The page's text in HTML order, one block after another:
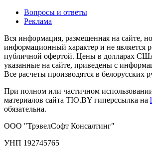
Вопросы и ответы
Реклама
Вся информация, размещенная на сайте,
информационный характер и не является
публичной офертой. Цены в долларах
указанные на сайте, приведены с
Все расчеты производятся в белорусских
При полном или частичном
материалов сайта TIO.BY гиперссылка на
обязательна.
ООО "ТрэвелСофт Консалтинг"
УНП 192745765